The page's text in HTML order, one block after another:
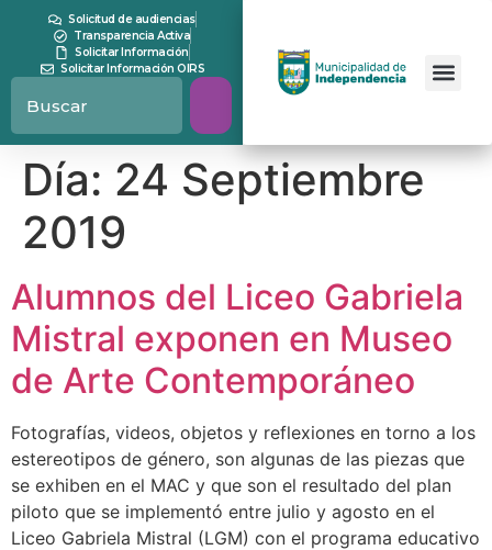
contenidoSolicitud de audiencias
Transparencia Activa
Solicitar Información
Solicitar Información OIRS
Día: 24 Septiembre
2019
Alumnos del Liceo Gabriela
Mistral exponen en Museo
de Arte Contemporáneo
Fotografías, videos, objetos y reflexiones en torno a los
estereotipos de género, son algunas de las piezas que
se exhiben en el MAC y que son el resultado del plan
piloto que se implementó entre julio y agosto en el
Liceo Gabriela Mistral (LGM) con el programa educativo